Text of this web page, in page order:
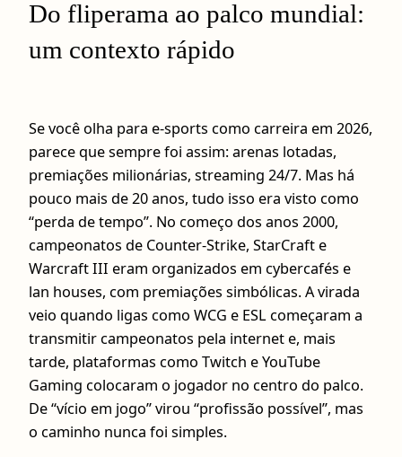
Do fliperama ao palco mundial:
um contexto rápido
Se você olha para e-sports como carreira em 2026,
parece que sempre foi assim: arenas lotadas,
premiações milionárias, streaming 24/7. Mas há
pouco mais de 20 anos, tudo isso era visto como
“perda de tempo”. No começo dos anos 2000,
campeonatos de Counter-Strike, StarCraft e
Warcraft III eram organizados em cybercafés e
lan houses, com premiações simbólicas. A virada
veio quando ligas como WCG e ESL começaram a
transmitir campeonatos pela internet e, mais
tarde, plataformas como Twitch e YouTube
Gaming colocaram o jogador no centro do palco.
De “vício em jogo” virou “profissão possível”, mas
o caminho nunca foi simples.